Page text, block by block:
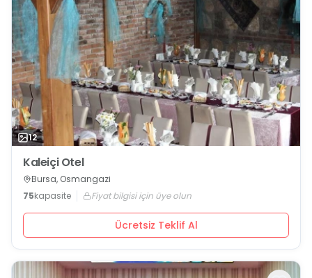
12
Kaleiçi Otel
Bursa, Osmangazi
75kapasite Fiyat bilgisi için üye olun
Ücretsiz Teklif Al